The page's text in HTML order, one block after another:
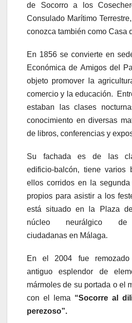
de Socorro a los
Consulado Marítimo
conozca también como Casa
En 1856 se convierte en
Económica de Amigos del
objeto promover la
comercio y la educación.
estaban las clases
conocimiento en diversas
de libros, conferencias y
Su fachada es de las
edificio-balcón, tiene varios
ellos corridos en la
propios para asistir a los
está situado en la Plaza
núcleo neurálgico de
ciudadanas en Málaga.
En el 2004 fue remozado
antiguo esplendor de
mármoles de su portada o el
con el lema “Socorre al
perezoso”.